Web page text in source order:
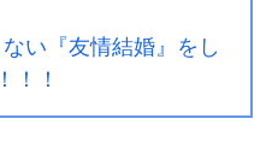
い『友情結婚』をし
！！